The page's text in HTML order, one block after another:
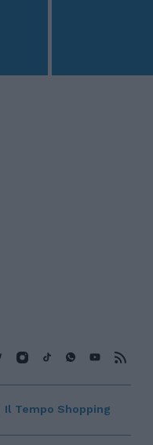
Il Tempo Shopping